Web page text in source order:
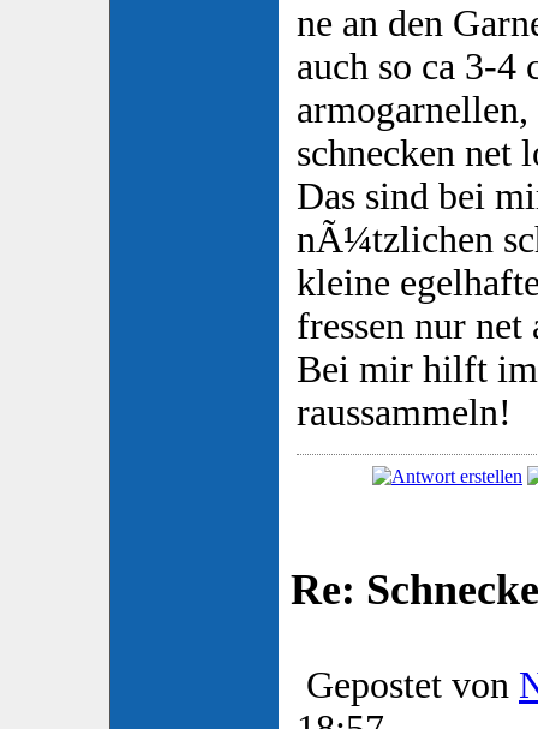
ne an den
auch so ca 3-4
schnecken net
Das sind bei
nÃ¼tzlichen
kleine
fressen nur net
Bei mir hilft
raussammeln!
Re:
Gepostet von